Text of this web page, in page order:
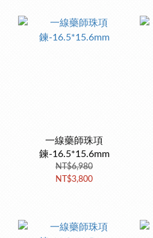
一線藥師珠項
鍊-16.5*15.6mm
NT$6,980
NT$3,800